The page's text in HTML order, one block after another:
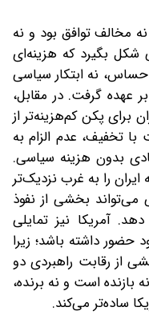
مخالف توافق بود و نه
شکل بگیرد که هزینه‌ای
نه ابتکار سیاسی
عهده گرفت. در مقابل،
برای پکن کم‌هزینه‌تر از
تخفیف، عدم الزام به
بدون هزینه سیاسی.
را به غرب نزدیک‌تر
بخشی از نفوذ
آمریکا نیز تمایلی
داشته باشد؛ زیرا
از رقابت راهبردی دو
بازنده است و نه برنده،
ساده‌تر می‌کند.